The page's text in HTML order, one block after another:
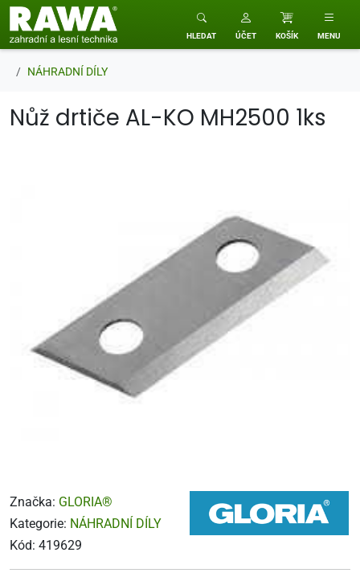
RAWA zahradní a lesní technika
HLEDAT ÚČET KOŠÍK MENU
NÁHRADNÍ DÍLY
Nůž drtiče AL-KO MH2500 1ks
Značka: GLORIA®
Kategorie: NÁHRADNÍ DÍLY
Kód: 419629